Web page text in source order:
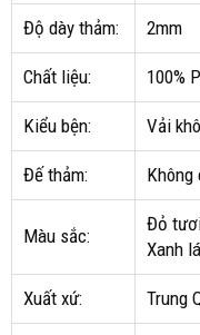
Độ dày thảm: 2mm
Chất liệu: 100%
Kiểu bện: Vải
Đế thảm: Không
Màu sắc:
Đỏ
Xanh lá
Xuất xứ: Trung